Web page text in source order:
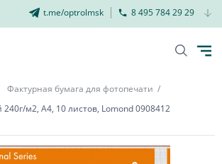
t.me/optrolmsk 8 495 784 29 29
Фактурная бумага для фотопечати
240г/м2, А4, 10 листов, Lomond 0908412